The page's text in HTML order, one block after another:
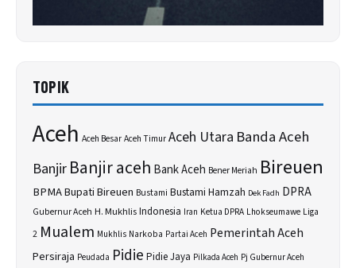
TOPIK
Aceh Aceh BesarAceh TimurAceh Utara Banda Aceh
BanjirBanjir aceh Bank Aceh Bener Meriah Bireuen
BPMABupati Bireuen Bustami Bustami Hamzah Dek Fadh DPRA
Gubernur Aceh H. MukhlisIndonesia Iran Ketua DPRA Lhokseumawe Liga
2 Mualem Mukhlis Narkoba Partai Aceh Pemerintah Aceh
Persiraja Peudada Pidie Pidie Jaya Pilkada Aceh Pj Gubernur Aceh